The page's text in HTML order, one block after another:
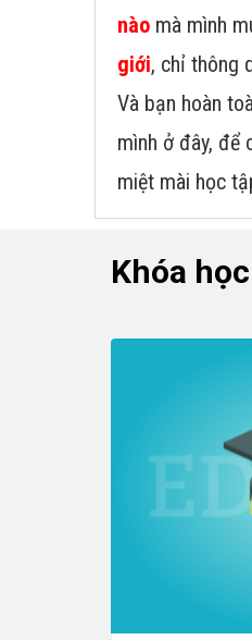
nào mà mình
giới, chỉ thông
Và bạn hoàn
mình ở đây, để
miệt mài học
Khóa